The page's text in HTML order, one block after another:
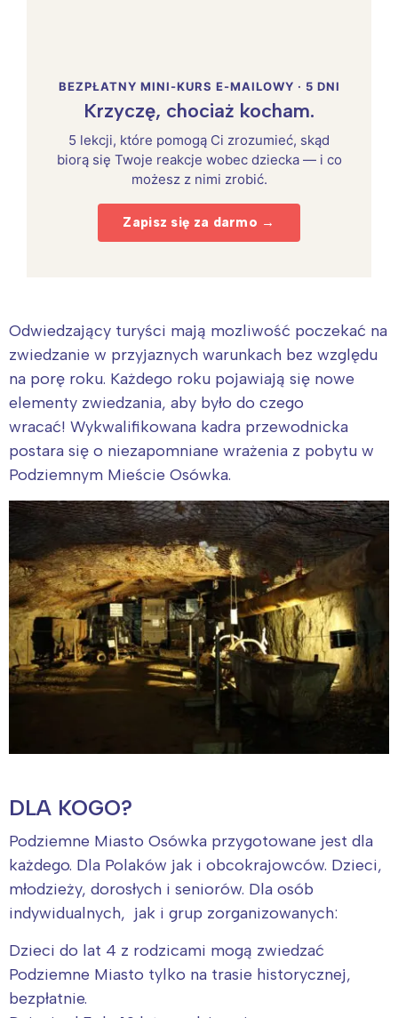
BEZPŁATNY MINI-KURS E-MAILOWY · 5 DNI
Krzyczę, chociaż kocham.
5 lekcji, które pomogą Ci zrozumieć, skąd
biorą się Twoje reakcje wobec dziecka — i co
możesz z nimi zrobić.
Zapisz się za darmo →
Odwiedzający turyści mają mozliwość poczekać na
zwiedzanie w przyjaznych warunkach bez względu
na porę roku. Każdego roku pojawiają się nowe
elementy zwiedzania, aby było do czego
wracać! Wykwalifikowana kadra przewodnicka
postara się o niezapomniane wrażenia z pobytu w
Podziemnym Mieście Osówka.
DLA KOGO?
Podziemne Miasto Osówka przygotowane jest dla
każdego. Dla Polaków jak i obcokrajowców. Dzieci,
młodzieży, dorosłych i seniorów. Dla osób
indywidualnych, jak i grup zorganizowanych:
Dzieci do lat 4 z rodzicami mogą zwiedzać
Podziemne Miasto tylko na trasie historycznej,
bezpłatnie.